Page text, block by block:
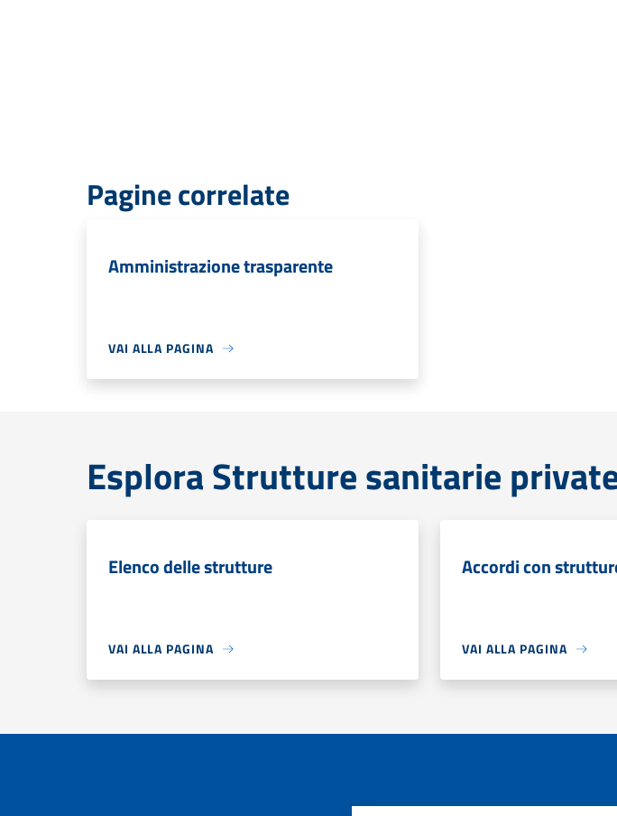
Pagine correlate
Amministrazione trasparente
VAI ALLA PAGINA
Esplora Strutture sanitarie
Elenco delle strutture
VAI ALLA PAGINA
Accordi con
VAI ALLA PAGINA